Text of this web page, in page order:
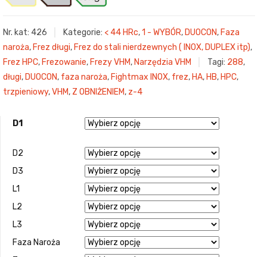
Nr. kat: 426 Kategorie: < 44 HRc,1 - WYBÓR, DUOCON, Faza
naroża, Frez długi, Frez do stali nierdzewnych ( INOX, DUPLEX itp),
Frez HPC, Frezowanie, Frezy VHM, Narzędzia VHM Tagi: 288,
długi, DUOCON, faza naroża, Fightmax INOX, frez, HA, HB, HPC,
trzpieniowy,VHM, Z OBNIŻENIEM, z-4
D1
D2
D3
L1
L2
L3
Faza Naroża